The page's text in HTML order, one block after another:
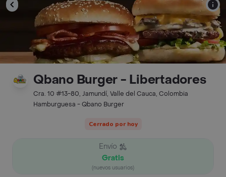
Qbano Burger - Libertadores
Cra. 10 #13-80, Jamundí, Valle del Cauca, Colombia
Hamburguesa - Qbano Burger
Cerrado por hoy
Envío
Gratis
(nuevos usuarios)